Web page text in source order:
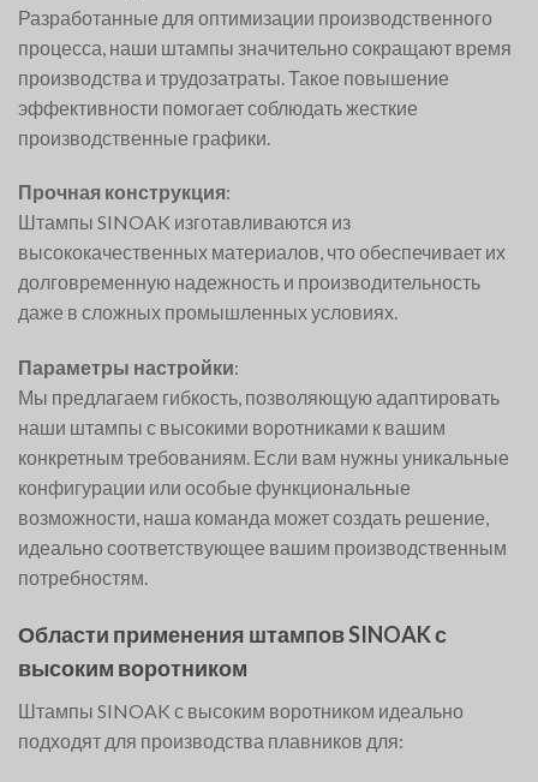
Разработанные для оптимизации производственного
процесса, наши штампы значительно сокращают время
производства и трудозатраты. Такое повышение
эффективности помогает соблюдать жесткие
производственные графики.
Прочная конструкция:
Штампы SINOAK изготавливаются из
высококачественных материалов, что обеспечивает их
долговременную надежность и производительность
даже в сложных промышленных условиях.
Параметры настройки:
Мы предлагаем гибкость, позволяющую адаптировать
наши штампы с высокими воротниками к вашим
конкретным требованиям. Если вам нужны уникальные
конфигурации или особые функциональные
возможности, наша команда может создать решение,
идеально соответствующее вашим производственным
потребностям.
Области применения штампов SINOAK с
высоким воротником
Штампы SINOAK с высоким воротником идеально
подходят для производства плавников для: